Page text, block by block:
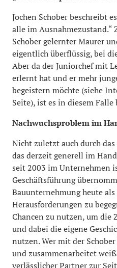
Jochen Schober beschreibt
alle im Ausnahmezustand.“
Schober gelernter Maurer
eigentlich überflüssig, bei
Aber da der Juniorchef mit
erlernt hat und er mehr
begeistern möchte (siehe
Seite), ist es in diesem
Nachwuchsproblem im
Nicht zuletzt auch durch
das derzeit generell im
seit 2003 im Unternehmen
Geschäftsführung
Bauunternehmung heute
Herausforderungen zu
Chancen zu nutzen, um die
und dabei die eigene
nutzen. Wer mit der
und zusammenarbeitet
verlässlicher Partner zur